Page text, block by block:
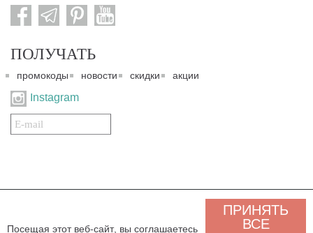
ПОЛУЧАТЬ
промокоды новости скидки акции
Instagram
Подписаться
на
собственностью "3 Карата ТМ" и охраняются Законом об авторском праве действующего
законодательства государства Украина. Этот сайт и его контент может использоваться
сторонними лицами и организациями только для некоммерческих целей. Любая загрузка,
Посещая этот веб-сайт, вы соглашаетесь
ПРИНЯТЬ
ВСЕ